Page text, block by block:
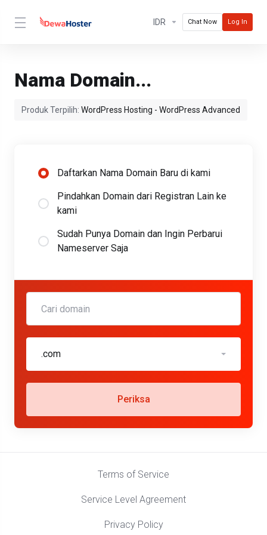
IDR Chat Now Log In
Nama Domain...
Produk Terpilih: WordPress Hosting - WordPress Advanced
Daftarkan Nama Domain Baru di kami
Pindahkan Domain dari Registran Lain ke
kami
Sudah Punya Domain dan Ingin Perbarui
Nameserver Saja
.com
Periksa
Terms of Service
Service Level Agreement
Privacy Policy